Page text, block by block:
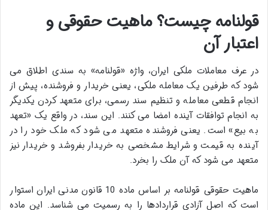
قولنامه چیست؟ ماهیت حقوقی و
اعتبار آن
در عرف معاملات ملکی ایران، واژه «قولنامه» به سندی اطلاق می
شود که طرفین یک معامله ملکی، یعنی خریدار و فروشنده، پیش از
انجام قطعی معامله و تنظیم سند رسمی، برای متعهد کردن یکدیگر
به انجام توافقات آینده امضا می کنند. این سند، در واقع یک «تعهد
به بیع» است. یعنی فروشنده متعهد می شود که ملک خود را در
آینده به قیمت و شرایط مشخصی به خریدار بفروشد و خریدار نیز
متعهد می شود که آن ملک را بخرد.
ماهیت حقوقی قولنامه بر اساس ماده 10 قانون مدنی ایران استوار
است که اصل آزادی قراردادها را به رسمیت می شناسد. این ماده